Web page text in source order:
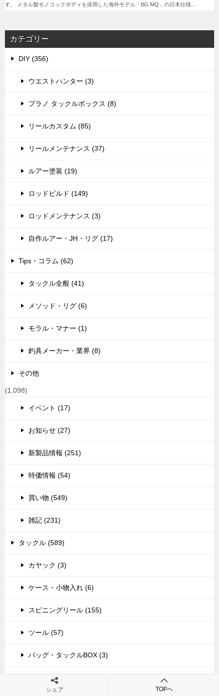
カテゴリー
DIY (356)
ウエストハンター (3)
プラノ タックルボックス (8)
リールカスタム (85)
リールメンテナンス (37)
ルアー塗装 (19)
ロッドビルド (149)
ロッドメンテナンス (3)
自作ルアー・JH・リグ (17)
Tips・コラム (62)
タックル全般 (41)
メソッド・リグ (6)
モラル・マナー (1)
釣具メーカー・業界 (8)
その他
(1,098)
イベント (17)
お知らせ (27)
新製品情報 (251)
特価情報 (54)
買い物 (549)
雑記 (231)
タックル (589)
カヤック (3)
ケース・小物入れ (6)
スピニングリール (155)
ツール (57)
バッグ・タックルBOX (3)
フック・ジグヘッド・小物 (8)
シェア TOPへ